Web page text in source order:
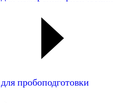
пробоподготовки